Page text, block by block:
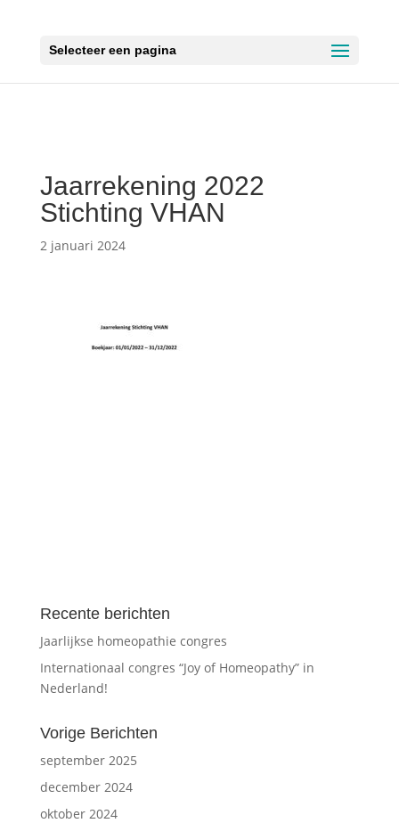
Selecteer een pagina
Jaarrekening 2022
Stichting VHAN
2 januari 2024
Recente berichten
Jaarlijkse homeopathie congres
Internationaal congres “Joy of Homeopathy” in
Nederland!
Vorige Berichten
september 2025
december 2024
oktober 2024